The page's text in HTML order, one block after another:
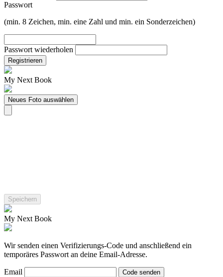
Passwort
(min. 8 Zeichen, min. eine Zahl und min. ein Sonderzeichen)
Passwort wiederholen
Registrieren
My Next Book
Neues Foto auswählen
My Next Book
Wir senden einen Verifizierungs-Code und anschließend ein
temporäres Passwort an deine Email-Adresse.
Email Code senden